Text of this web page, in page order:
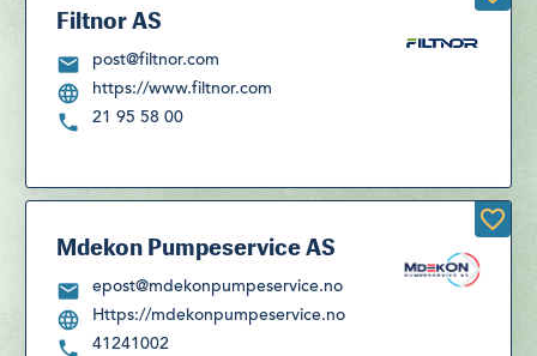
Filtnor AS
post@filtnor.com
https://www.filtnor.com
21 95 58 00
Mdekon Pumpeservice AS
epost@mdekonpumpeservice.no
Https://mdekonpumpeservice.no
41241002